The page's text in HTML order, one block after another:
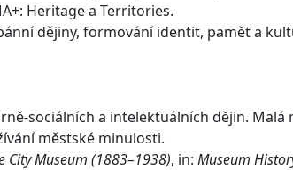
Heritage a Territories.
dějiny, formování identit, paměť a
sociálních a intelektuálních dějin. Malá
městské minulosti.
Museum (1883–1938), in: Museum